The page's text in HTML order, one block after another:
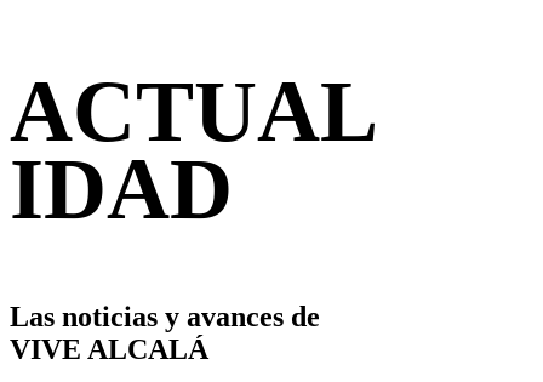
ACTUAL
IDAD
Las noticias y avances de
VIVE ALCALÁ